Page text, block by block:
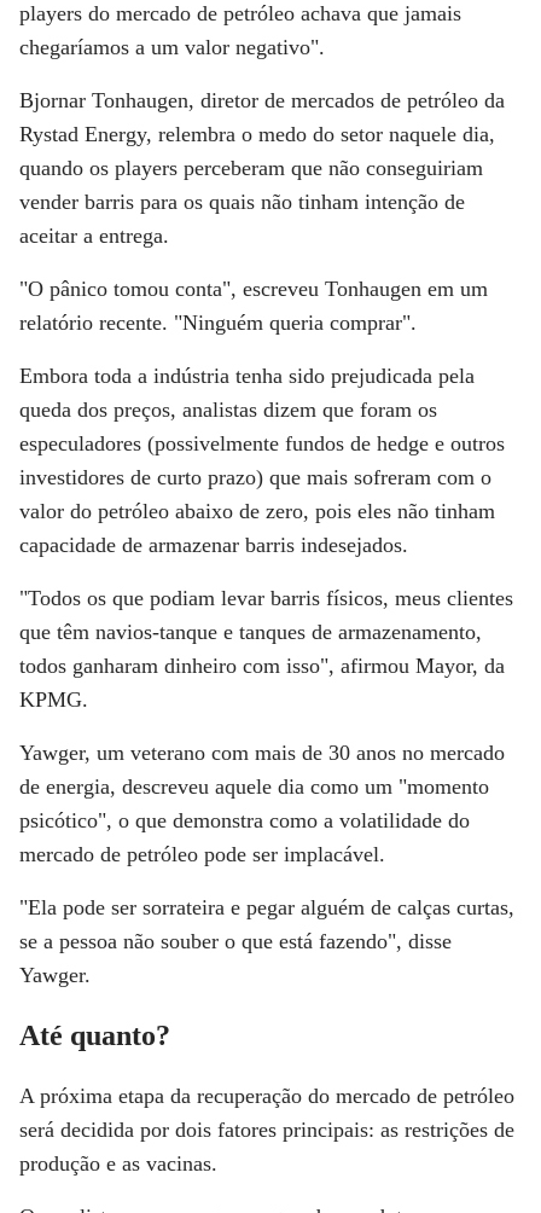
players do mercado de petróleo achava que jamais
chegaríamos a um valor negativo".
Bjornar Tonhaugen, diretor de mercados de petróleo da
Rystad Energy, relembra o medo do setor naquele dia,
quando os players perceberam que não conseguiriam
vender barris para os quais não tinham intenção de
aceitar a entrega.
"O pânico tomou conta", escreveu Tonhaugen em um
relatório recente. "Ninguém queria comprar".
Embora toda a indústria tenha sido prejudicada pela
queda dos preços, analistas dizem que foram os
especuladores (possivelmente fundos de hedge e outros
investidores de curto prazo) que mais sofreram com o
valor do petróleo abaixo de zero, pois eles não tinham
capacidade de armazenar barris indesejados.
"Todos os que podiam levar barris físicos, meus clientes
que têm navios-tanque e tanques de armazenamento,
todos ganharam dinheiro com isso", afirmou Mayor, da
KPMG.
Yawger, um veterano com mais de 30 anos no mercado
de energia, descreveu aquele dia como um "momento
psicótico", o que demonstra como a volatilidade do
mercado de petróleo pode ser implacável.
"Ela pode ser sorrateira e pegar alguém de calças curtas,
se a pessoa não souber o que está fazendo", disse
Yawger.
Até quanto?
A próxima etapa da recuperação do mercado de petróleo
será decidida por dois fatores principais: as restrições de
produção e as vacinas.